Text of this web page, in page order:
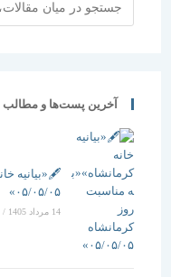
آخرین پست‌ها و مطالب انجمن
🖋️«بیانیه خانه
۰۵/۰۵/۰۵»
/ ۰ دیدگاه